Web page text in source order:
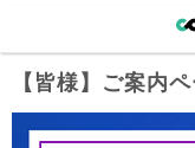
【 皆様 】ご案内